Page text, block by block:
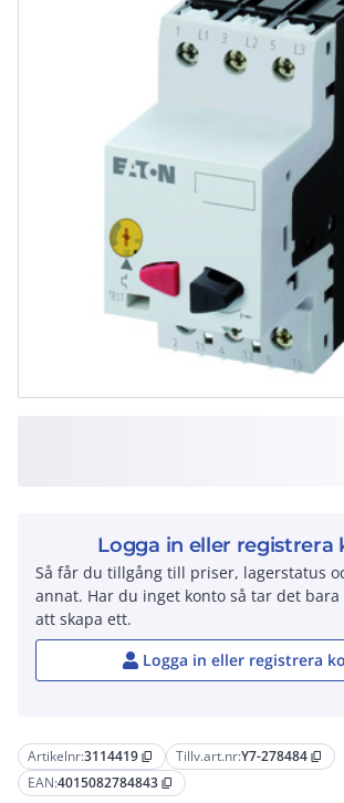
Artikelnr:3114419 content_copy Tillv.art.nr:Y7-278484 content_copy
EAN:4015082784843 content_copy
Logga in eller registrera
Så får du tillgång till priser, lagerstatus
annat. Har du inget konto så tar det
att skapa ett.
Logga in eller registrera